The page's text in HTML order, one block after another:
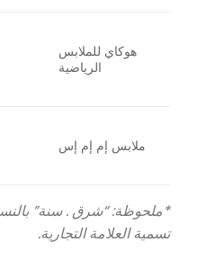
هوكاي للملابس
الرياضية
ملابس إم إم إس
تسمية العلامة التجارية.